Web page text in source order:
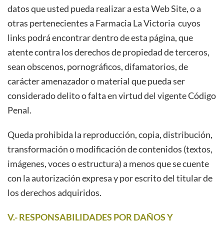
datos que usted pueda realizar a esta Web Site, o a
otras pertenecientes a Farmacia La Victoria cuyos
links podrá encontrar dentro de esta página, que
atente contra los derechos de propiedad de terceros,
sean obscenos, pornográficos, difamatorios, de
carácter amenazador o material que pueda ser
considerado delito o falta en virtud del vigente Código
Penal.
Queda prohibida la reproducción, copia, distribución,
transformación o modificación de contenidos (textos,
imágenes, voces o estructura) a menos que se cuente
con la autorización expresa y por escrito del titular de
los derechos adquiridos.
V.- RESPONSABILIDADES POR DAÑOS Y